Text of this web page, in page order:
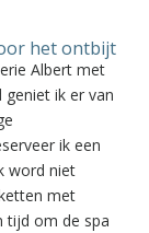
het ontbijt
Albert met
ik er van
ik een
word niet
met
tijd om de spa